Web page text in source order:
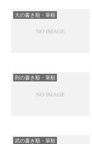
大の書き順・筆順
則の書き順・筆順
武の書き順・筆順